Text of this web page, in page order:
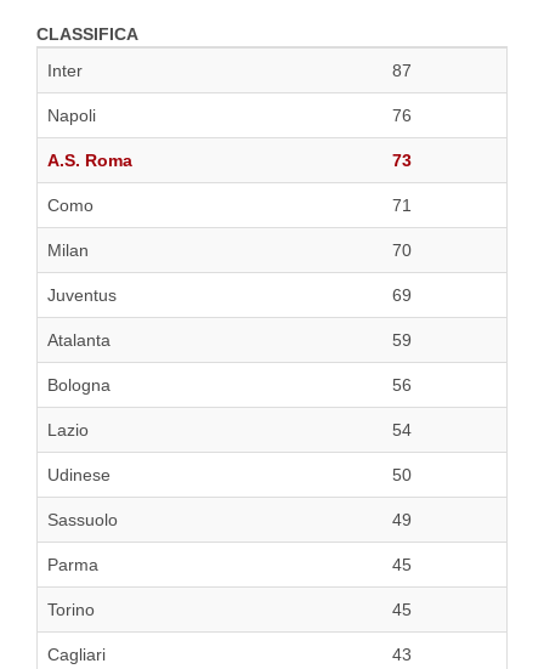
CLASSIFICA
Inter
87
Napoli 76
A.S. Roma 73
Como 71
Milan 70
Juventus 69
Atalanta 59
Bologna 56
Lazio 54
Udinese 50
Sassuolo 49
Parma 45
Torino 45
Cagliari 43